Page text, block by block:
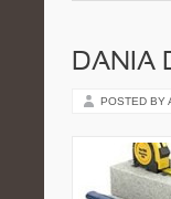
DANIA
POSTED BY